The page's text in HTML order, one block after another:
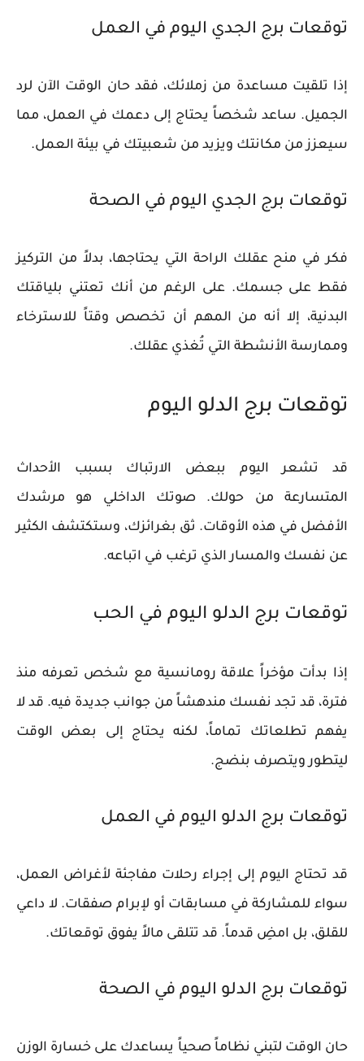
توقعات برج الجدي اليوم في العمل
إذا تلقيت مساعدة من زملائك، فقد حان الوقت الآن لرد
الجميل. ساعد شخصاً يحتاج إلى دعمك في العمل، مما
سيعزز من مكانتك ويزيد من شعبيتك في بيئة العمل.
توقعات برج الجدي اليوم في الصحة
فكر في منح عقلك الراحة التي يحتاجها، بدلاً من التركيز
فقط على جسمك. على الرغم من أنك تعتني بلياقتك
البدنية، إلا أنه من المهم أن تخصص وقتاً للاسترخاء
وممارسة الأنشطة التي تُغذي عقلك.
توقعات برج الدلو اليوم
قد تشعر اليوم ببعض الارتباك بسبب الأحداث
المتسارعة من حولك. صوتك الداخلي هو مرشدك
الأفضل في هذه الأوقات. ثق بغرائزك، وستكتشف الكثير
عن نفسك والمسار الذي ترغب في اتباعه.
توقعات برج الدلو اليوم في الحب
إذا بدأت مؤخراً علاقة رومانسية مع شخص تعرفه منذ
فترة، قد تجد نفسك مندهشاً من جوانب جديدة فيه. قد لا
يفهم تطلعاتك تماماً، لكنه يحتاج إلى بعض الوقت
ليتطور ويتصرف بنضج.
توقعات برج الدلو اليوم في العمل
قد تحتاج اليوم إلى إجراء رحلات مفاجئة لأغراض العمل،
سواء للمشاركة في مسابقات أو لإبرام صفقات. لا داعي
للقلق، بل امضِ قدماً. قد تتلقى مالاً يفوق توقعاتك.
توقعات برج الدلو اليوم في الصحة
حان الوقت لتبني نظاماً صحياً يساعدك على خسارة الوزن